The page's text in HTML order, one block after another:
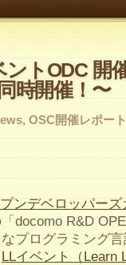
ントODC 開
時開催！〜
, OSC開催レポート
ンデベロッパー
「docomo R&D
プログラミング
LLイベント（Learn